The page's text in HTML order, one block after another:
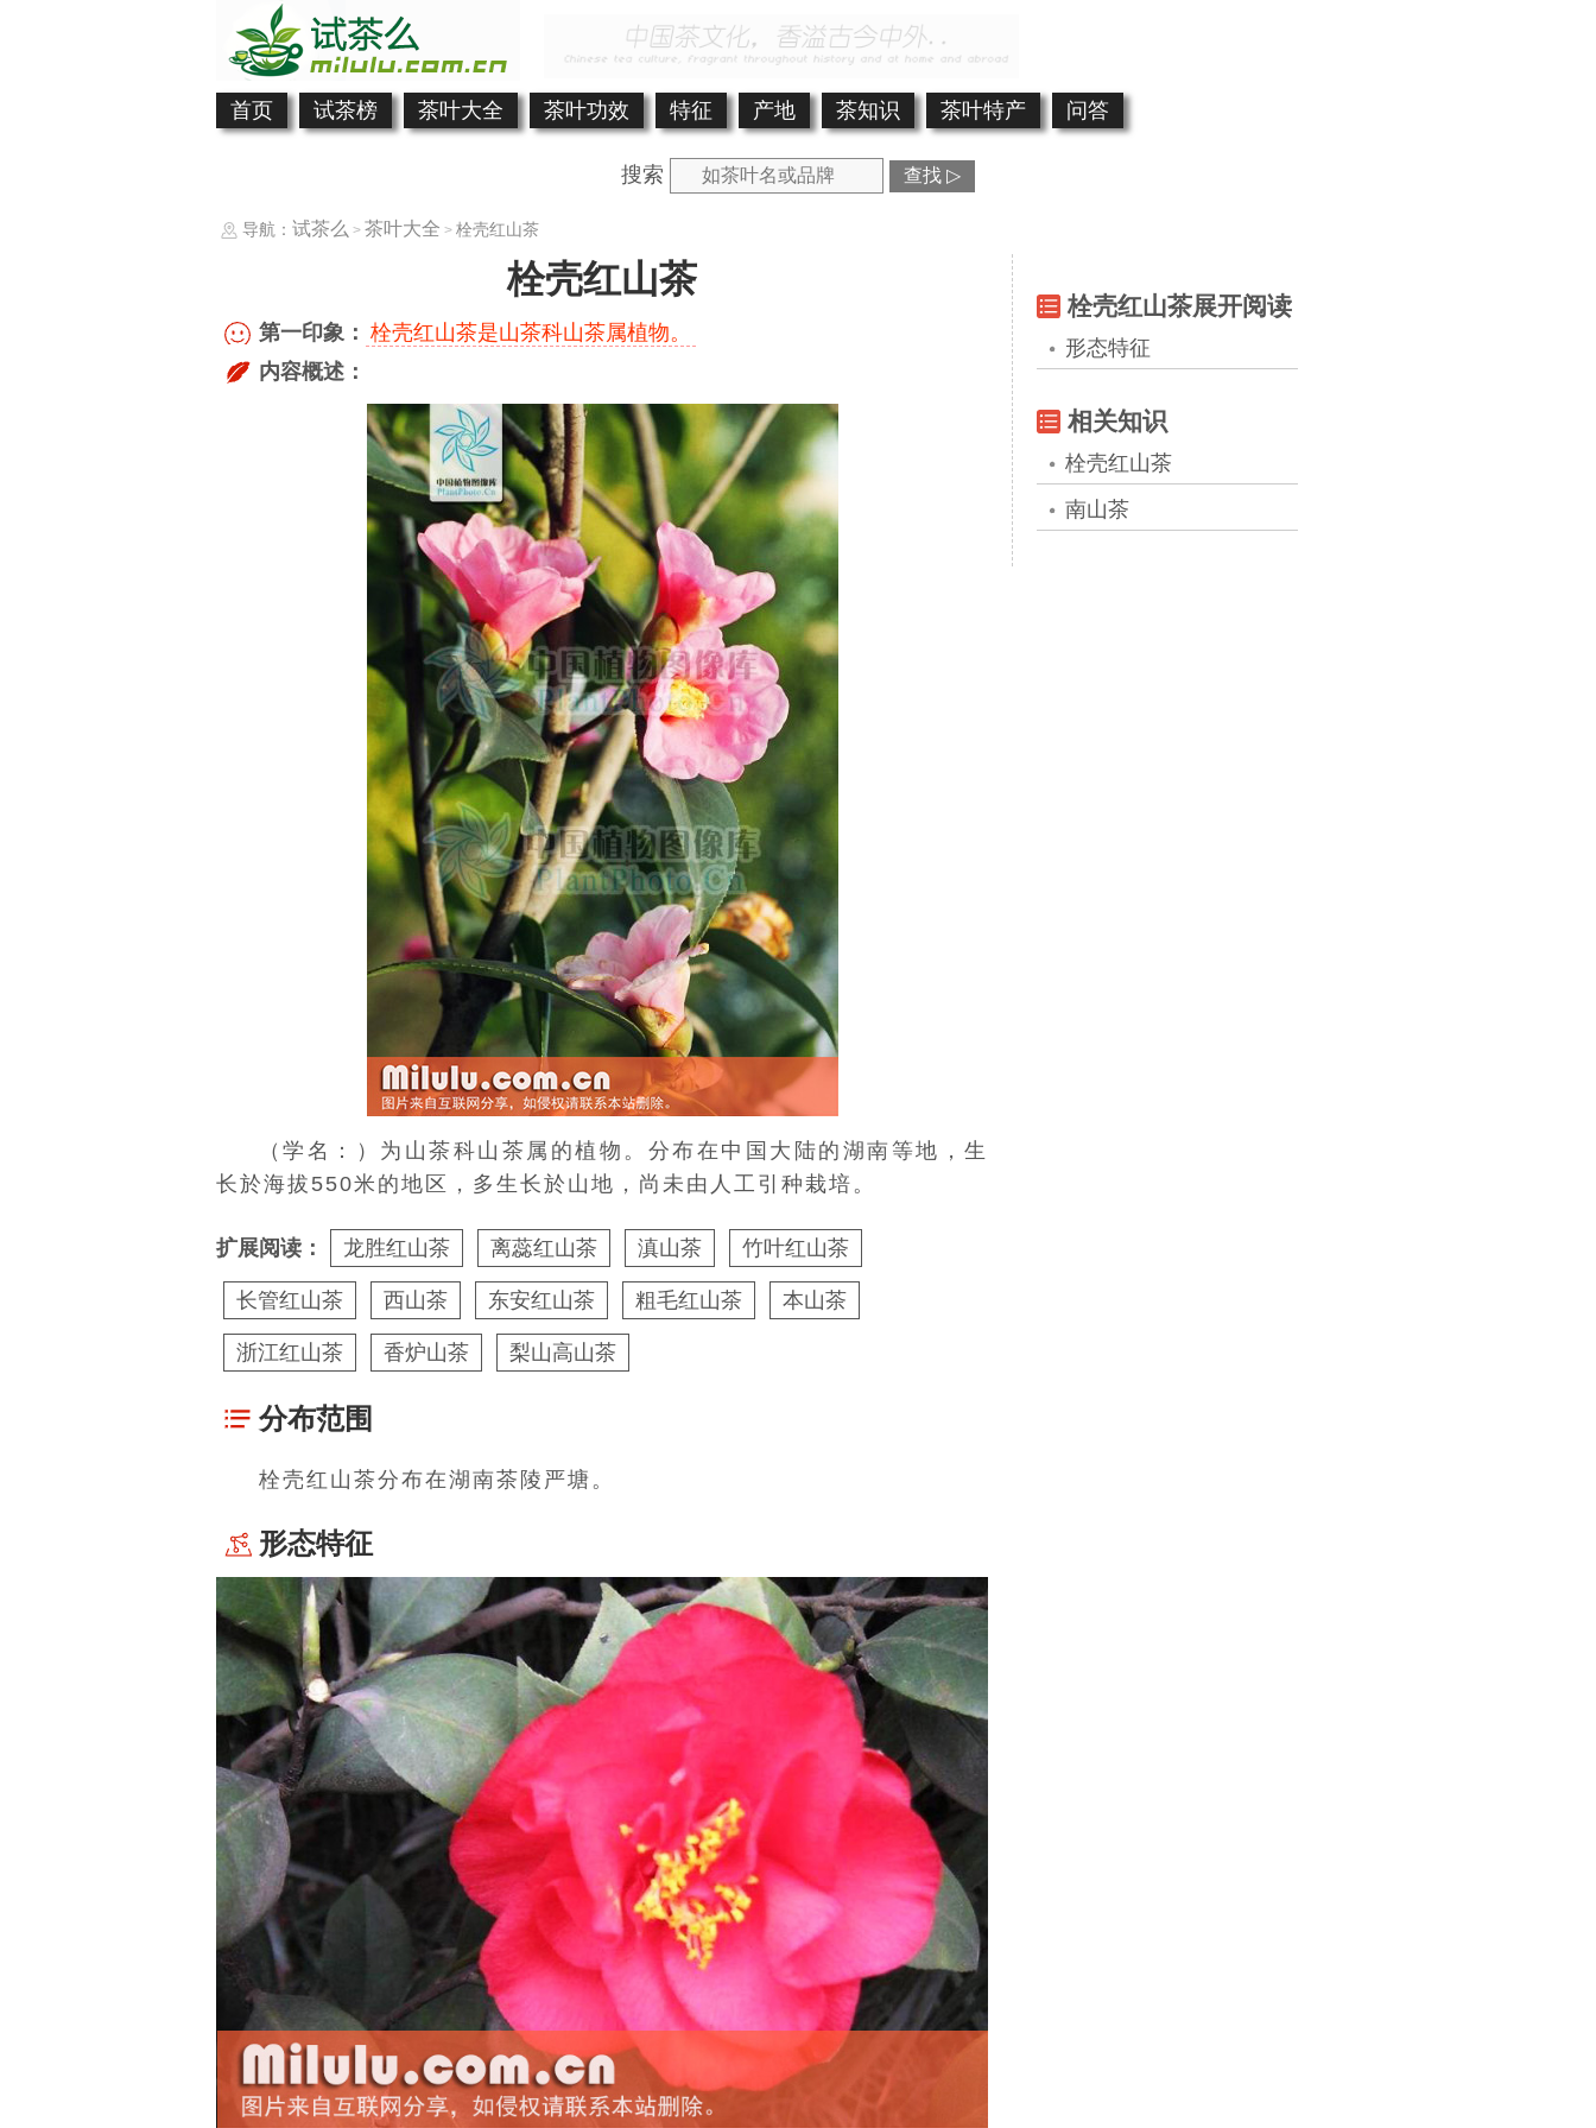
首页 试茶榜 茶叶大全 茶叶功效 特征 产地 茶知识 茶叶特产 问答
搜索 查找 ▷
导航： 试茶么 > 茶叶大全 > 栓壳红山茶
栓壳红山茶
第一印象： 栓壳红山茶是山茶科山茶属植物。
内容概述：
（学名：）为 山茶科山茶属 的植物。分布在 中国大陆的 湖南等地，生
长於海拔550米的地区，多生长於山地，尚未由人工引种栽培。
扩展阅读： 龙胜红山茶 离蕊红山茶 滇山茶 竹叶红山茶
长管红山茶 西山茶 东安红山茶 粗毛红山茶 本山茶
浙江红山茶 香炉山茶 梨山高山茶
分布范围
栓壳红山茶分布在湖南茶陵严塘。
形态特征
栓壳红山茶展开阅读
形态特征
相关知识
栓壳红山茶
南山茶